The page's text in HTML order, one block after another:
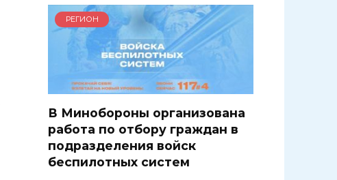
РЕГИОН
В Минобороны организована
работа по отбору граждан в
подразделения войск
беспилотных систем